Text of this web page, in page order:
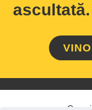
ascultată.